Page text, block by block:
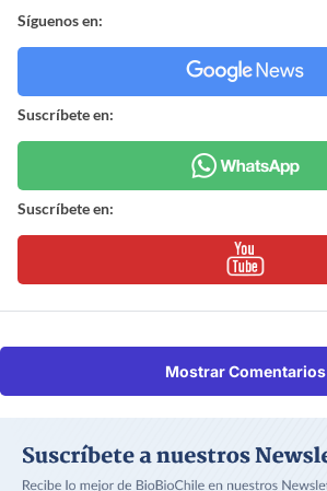
Síguenos en:
Suscríbete en:
Suscríbete en:
Mostrar Comentarios